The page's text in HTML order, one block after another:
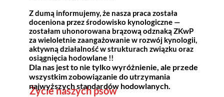
Z dumą informujemy, że nasza praca została
doceniona przez środowisko kynologiczne —
zostałam uhonorowana brązową odznaką ZKwP
za wieloletnie zaangażowanie w rozwój kynologii,
aktywną działalność w strukturach związku oraz
osiągnięcia hodowlane !!
Dla nas jest to nie tylko wyróżnienie, ale przede
wszystkim zobowiązanie do utrzymania
najwyższych standardów hodowlanych.
Życie naszych psów